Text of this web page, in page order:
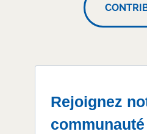
Rejoignez